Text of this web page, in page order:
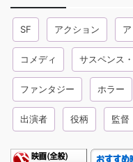
SF アクション
コメディ サスペンス
ファンタジー ホラー
出演者 役柄 監督